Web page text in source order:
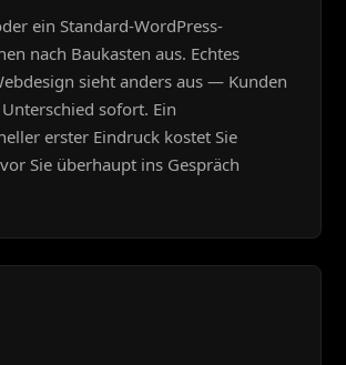
ein Standard-WordPress-
nach Baukasten aus. Echtes
sieht anders aus — Kunden
sofort. Ein
erster Eindruck kostet Sie
Sie überhaupt ins Gespräch